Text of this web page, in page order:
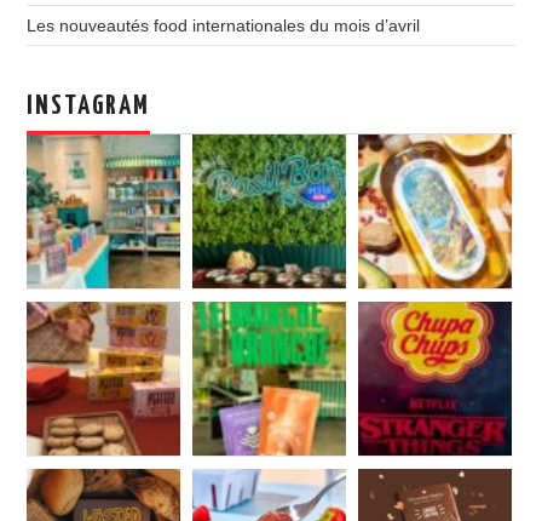
Les nouveautés food internationales du mois d’avril
INSTAGRAM